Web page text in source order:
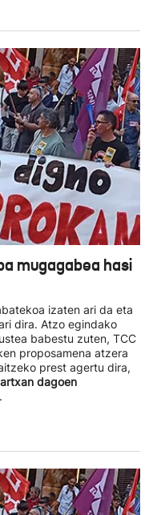
mugagabea hasi
izaten ari da eta
dira. Atzo egindako
babestu zuten, TCC
proposamena atzera
prest agertu dira,
dagoen